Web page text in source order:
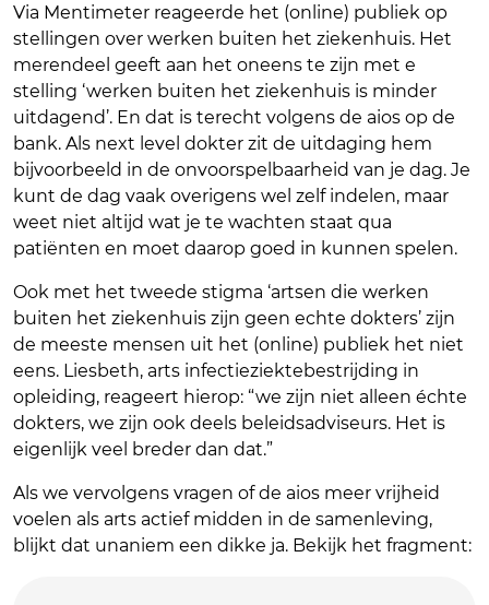
Via Mentimeter reageerde het (online) publiek op
stellingen over werken buiten het ziekenhuis. Het
merendeel geeft aan het oneens te zijn met e
stelling ‘werken buiten het ziekenhuis is minder
uitdagend’. En dat is terecht volgens de aios op de
bank. Als next level dokter zit de uitdaging hem
bijvoorbeeld in de onvoorspelbaarheid van je dag. Je
kunt de dag vaak overigens wel zelf indelen, maar
weet niet altijd wat je te wachten staat qua
patiënten en moet daarop goed in kunnen spelen.
Ook met het tweede stigma ‘artsen die werken
buiten het ziekenhuis zijn geen echte dokters’ zijn
de meeste mensen uit het (online) publiek het niet
eens. Liesbeth, arts infectieziektebestrijding in
opleiding, reageert hierop: “we zijn niet alleen échte
dokters, we zijn ook deels beleidsadviseurs. Het is
eigenlijk veel breder dan dat.”
Als we vervolgens vragen of de aios meer vrijheid
voelen als arts actief midden in de samenleving,
blijkt dat unaniem een dikke ja. Bekijk het fragment: